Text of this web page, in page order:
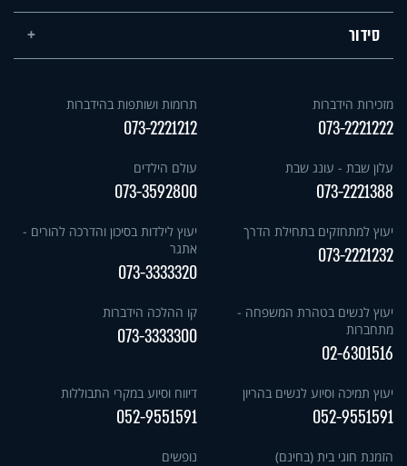
סידור
מזכירות הידברות
073-2221222
תרומות ושותפות בהידברות
073-2221212
עלון שבת - עונג שבת
073-2221388
עולם הילדים
073-3592800
יעוץ למתחזקים בתחילת הדרך
073-2221232
יעוץ לילדות בסיכון והדרכה להורים -
אתגר
073-3333320
יעוץ לנשים בטהרת המשפחה -
מתחברות
02-6301516
קו ההלכה הידברות
073-3333300
יעוץ תמיכה וסיוע לנשים בהריון
052-9551591
דיווח וסיוע במקרי התבוללות
052-9551591
הזמנת חוגי בית (בחינם) נופשים